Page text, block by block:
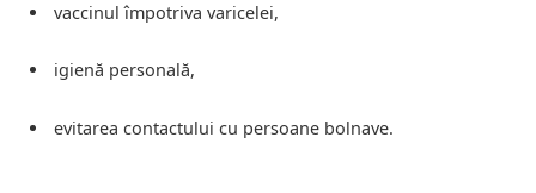
vaccinul împotriva varicelei,
igienă personală,
evitarea contactului cu persoane bolnave.